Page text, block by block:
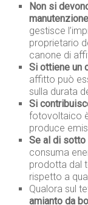
Non si
gestisce
proprietario
canone di
Si ottiene un
affitto può
sulla durata
Si
fotovoltaico
produce
Se al di sotto
consuma
prodotta dal
rispetto a
Qualora sul
amianto da